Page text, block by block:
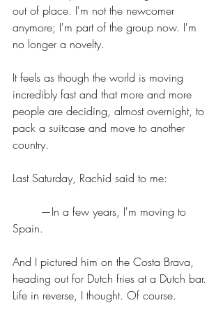
out of place. I'm not the newcomer
anymore; I'm part of the group now. I'm
no longer a novelty.
It feels as though the world is moving
incredibly fast and that more and more
people are deciding, almost overnight, to
pack a suitcase and move to another
country.
Last Saturday, Rachid said to me:
Spain.
And I pictured him on the Costa Brava,
heading out for Dutch fries at a Dutch bar.
Life in reverse, I thought. Of course.